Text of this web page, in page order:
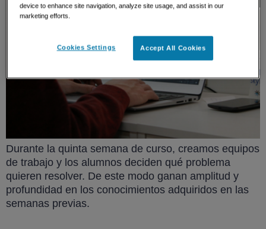
Durante la quinta semana de curso, creamos equipos
de trabajo y los alumnos deciden qué problema
quieren resolver. De este modo ganan amplitud y
profundidad en los conocimientos adquiridos en las
semanas previas.
device to enhance site navigation, analyze site usage, and assist in our
marketing efforts.
Accept All Cookies
Cookies Settings